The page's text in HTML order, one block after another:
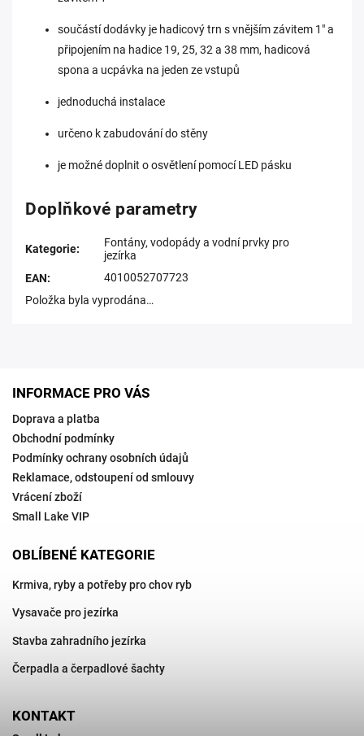
součástí dodávky je hadicový trn s vnějším závitem 1" a
připojením na hadice 19, 25, 32 a 38 mm, hadicová
spona a ucpávka na jeden ze vstupů
jednoduchá instalace
určeno k zabudování do stěny
je možné doplnit o osvětlení pomocí LED pásku
Doplňkové parametry
Kategorie:
Fontány, vodopády a vodní prvky pro
jezírka
EAN:
4010052707723
Položka byla vyprodána…
INFORMACE PRO VÁS
Doprava a platba
Obchodní podmínky
Podmínky ochrany osobních údajů
Reklamace, odstoupení od smlouvy
Vrácení zboží
Small Lake VIP
OBLÍBENÉ KATEGORIE
Krmiva, ryby a potřeby pro chov ryb
Vysavače pro jezírka
Stavba zahradního jezírka
Čerpadla a čerpadlové šachty
KONTAKT